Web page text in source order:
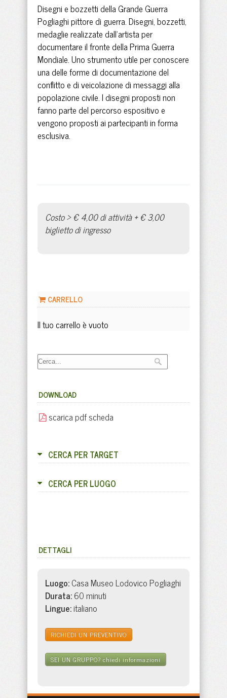
CARRELLO
Il tuo carrello è vuoto
DOWNLOAD
scarica pdf scheda
CERCA PER TARGET
CERCA PER LUOGO
DETTAGLI
Luogo:Casa Museo Lodovico Pogliaghi
Durata:60 minuti
Lingue:italiano
RICHIEDI UN PREVENTIVO
SEI UN GRUPPO? chiedi informazioni
Disegni e bozzetti della Grande Guerra
Pogliaghi pittore di guerra. Disegni, bozzetti,
medaglie realizzate dall’artista per
documentare il fronte della Prima Guerra
Mondiale. Uno strumento utile per conoscere
una delle forme di documentazione del
conflitto e di veicolazione di messaggi alla
popolazione civile. I disegni proposti non
fanno parte del percorso espositivo e
vengono proposti ai partecipanti in forma
esclusiva.
Costo > € 4,00 di attività + € 3,00
biglietto di ingresso